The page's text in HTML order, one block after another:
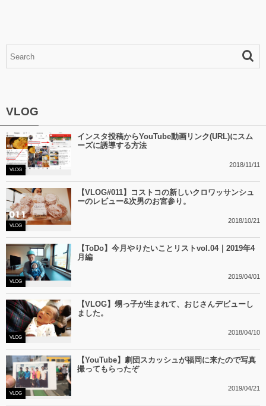
VLOG
VLOG
インスタ投稿からYouTube動画リンク(URL)にスム
ーズに誘導する方法
2018/11/11
VLOG
【VLOG#011】コストコの新しいクロワッサンシュ
ーのレビュー&次男のお宮参り。
2018/10/21
VLOG
【ToDo】今月やりたいことリストvol.04｜2019年4
月編
2019/04/01
VLOG
【VLOG】甥っ子が生まれて、おじさんデビューし
ました。
2018/04/10
VLOG
【YouTube】劇団スカッシュが福岡に来たので写真
撮ってもらったぞ
2019/04/21